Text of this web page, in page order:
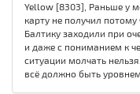
Yellow [8303], Раньше у
карту не получил
Балтику заходили при
и даже с пониманием к
ситуации молчать
всё должно быть